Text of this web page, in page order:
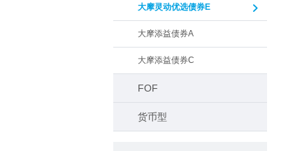
大摩灵动优选债券E
大摩添益债券A
大摩添益债券C
FOF
货币型